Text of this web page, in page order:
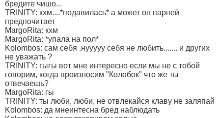
бредите чишо...
TRINITY: кхм....*подавилась* а может он парней
предпочитает
MargoRita: кхм
MargoRita: *упала на пол*
Kolombos: сам себя .нууууу себя не любить....... и других
не уважать ?
TRINITY: гыгы вот мне интересно если мы не с тобой
говорим, когда произносим "Колобок" что же ты
отвечаешь?
MargoRita: гы
TRINITY: ты люби, люби, не отвлекайся клаву не заляпай
Kolombos: да мнеинтесна бред наблюдать